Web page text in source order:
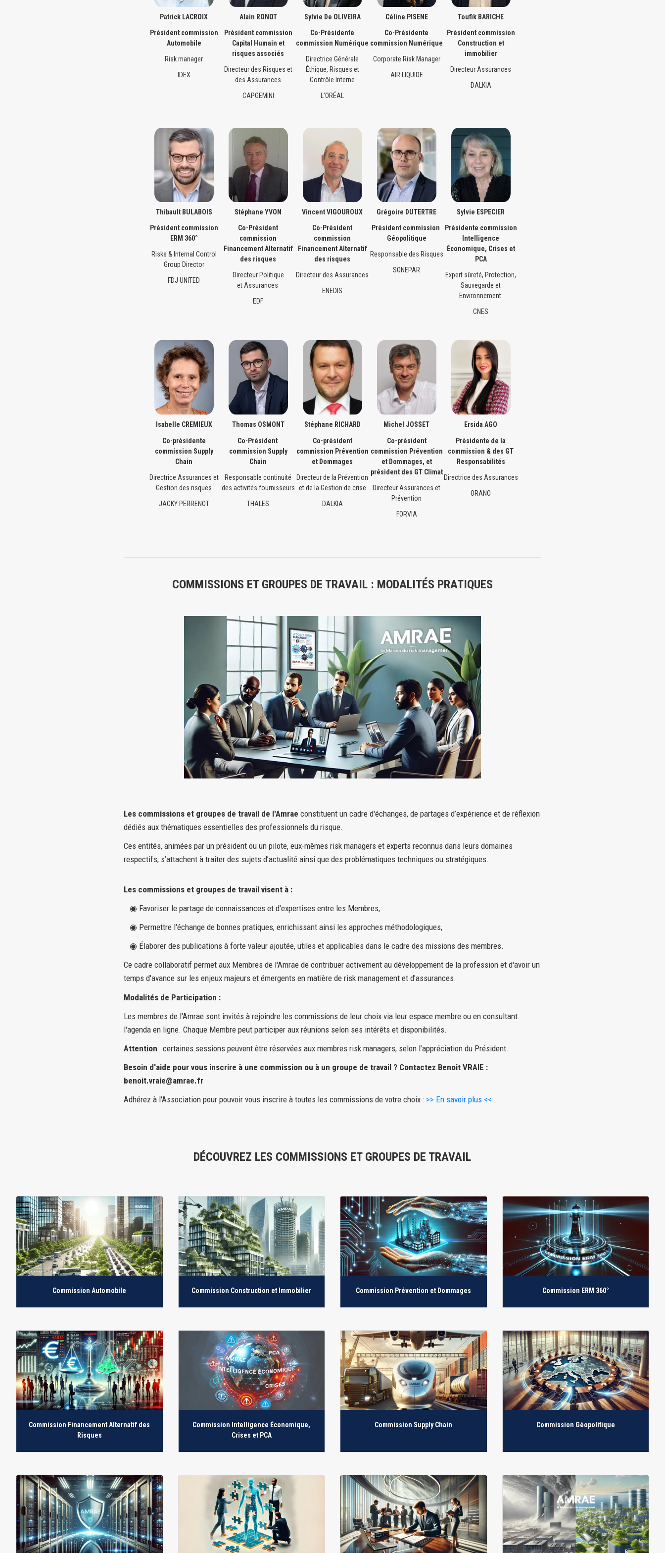
Patrick LACROIX
Président commission
Automobile
Risk manager
IDEX
Alain RONOT
Président commission
Capital Humain et
risques associés
Directeur des Risques et
des Assurances
CAPGEMINI
Sylvie De OLIVEIRA
Co-Présidente
commission Numérique
Directrice Générale
Éthique, Risques et
Contrôle Interne
L’ORÉAL
Céline PISENE
Co-Présidente
commission Numérique
Corporate Risk Manager
AIR LIQUIDE
Toufik BARICHE
Président commission
Construction et
immobilier
Directeur Assurances
DALKIA
Thibault BULABOIS
Président commission
ERM 360°
Risks & Internal Control
Group Director
FDJ UNITED
Stéphane YVON
Co-Président
commission
Financement Alternatif
des risques
Directeur Politique
et Assurances
EDF
Vincent VIGOUROUX
Co-Président
commission
Financement Alternatif
des risques
Directeur des Assurances
ENEDIS
Grégoire DUTERTRE
Président commission
Géopolitique
Responsable des Risques
SONEPAR
Sylvie ESPECIER
Présidente commission
Intelligence
Économique, Crises et
PCA
Expert sûreté, Protection,
Sauvegarde et
Environnement
CNES
Isabelle CREMIEUX
Co-présidente
commission Supply
Chain
Directrice Assurances et
Gestion des risques
JACKY PERRENOT
Thomas OSMONT
Co-Président
commission Supply
Chain
Responsable continuité
des activités fournisseurs
THALES
Stéphane RICHARD
Co-président
commission Prévention
et Dommages
Directeur de la Prévention
et de la Gestion de crise
DALKIA
Michel JOSSET
Co-président
commission Prévention
et Dommages, et
président des GT Climat
Directeur Assurances et
Prévention
FORVIA
Ersida AGO
Présidente de la
commission & des GT
Responsabilités
Directrice des Assurances
ORANO
COMMISSIONS ET GROUPES DE TRAVAIL : MODALITÉS PRATIQUES
Les commissions et groupes de travail de l'Amrae constituent un cadre d'échanges, de partages d’expérience et de réflexion
dédiés aux thématiques essentielles des professionnels du risque.
Ces entités, animées par un président ou un pilote, eux-mêmes risk managers et experts reconnus dans leurs domaines
respectifs, s’attachent à traiter des sujets d’actualité ainsi que des problématiques techniques ou stratégiques.
Les commissions et groupes de travail visent à :
◉ Favoriser le partage de connaissances et d'expertises entre les Membres,
◉ Permettre l'échange de bonnes pratiques, enrichissant ainsi les approches méthodologiques,
◉ Élaborer des publications à forte valeur ajoutée, utiles et applicables dans le cadre des missions des membres.
Ce cadre collaboratif permet aux Membres de l'Amrae de contribuer activement au développement de la profession et d'avoir un
temps d'avance sur les enjeux majeurs et émergents en matière de risk management et d'assurances.
Modalités de Participation :
Les membres de l'Amrae sont invités à rejoindre les commissions de leur choix via leur espace membre ou en consultant
l'agenda en ligne. Chaque Membre peut participer aux réunions selon ses intérêts et disponibilités.
Attention : certaines sessions peuvent être réservées aux membres risk managers, selon l’appréciation du Président.
Besoin d'aide pour vous inscrire à une commission ou à un groupe de travail ? Contactez Benoît VRAIE :
benoit.vraie@amrae.fr
Adhérez à l'Association pour pouvoir vous inscrire à toutes les commissions de votre choix : >> En savoir plus <<
DÉCOUVREZ LES COMMISSIONS ET GROUPES DE TRAVAIL
Commission Automobile Commission Construction et Immobilier Commission Prévention et Dommages Commission ERM 360°
Commission Financement Alternatif des
Risques
Commission Intelligence Économique,
Crises et PCA
Commission Supply Chain Commission Géopolitique